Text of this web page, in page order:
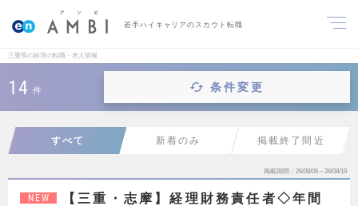
若手ハイキャリアのスカウト転職
三重県の経理の転職・求人情報
14 件 条件変更
すべて 新着のみ 掲載終了間近
掲載期間 26/08/06～26/08/19
NEW
【三重・志摩】経理財務責任者◇年間